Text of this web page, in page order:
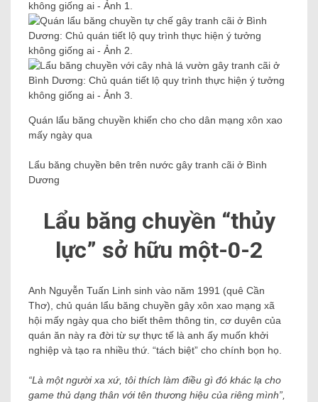
Quán lẩu băng chuyền khiến cho cho dân mạng xôn xao
mấy ngày qua
Lẩu băng chuyền bên trên nước gây tranh cãi ở Bình
Dương
Lẩu băng chuyền “thủy
lực” sở hữu một-0-2
Anh Nguyễn Tuấn Linh sinh vào năm 1991 (quê Cần
Thơ), chủ quán lẩu băng chuyền gây xôn xao mạng xã
hội mấy ngày qua cho biết thêm thông tin, cơ duyên của
quán ăn này ra đời từ sự thực tế là anh ấy muốn khởi
nghiệp và tạo ra nhiều thứ. “tách biệt” cho chính bọn họ.
“Là một người xa xứ, tôi thích làm điều gì đó khác lạ cho
game thủ dạng thân với tên thương hiệu của riêng mình”,